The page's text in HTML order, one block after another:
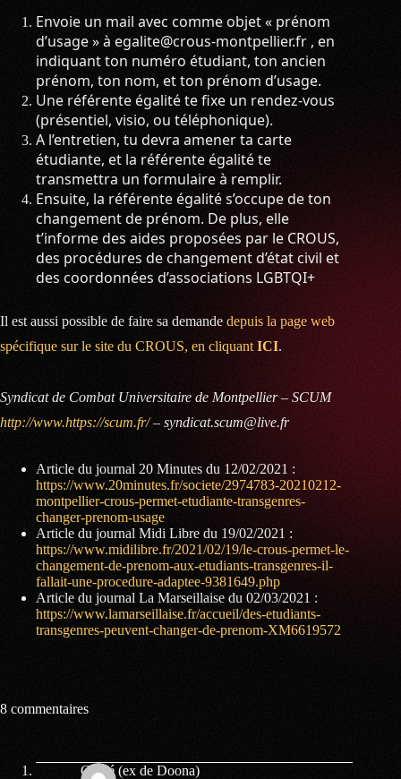
Envoie un mail avec comme objet « prénom
d’usage » à egalite@crous-montpellier.fr , en
indiquant ton numéro étudiant, ton ancien
prénom, ton nom, et ton prénom d’usage.
Une référente égalité te fixe un rendez-vous
(présentiel, visio, ou téléphonique).
A l’entretien, tu devra amener ta carte
étudiante, et la référente égalité te
transmettra un formulaire à remplir.
Ensuite, la référente égalité s’occupe de ton
changement de prénom. De plus, elle
t’informe des aides proposées par le CROUS,
des procédures de changement d’état civil et
des coordonnées d’associations LGBTQI+
Il est aussi possible de faire sa demande depuis la page web
spécifique sur le site du CROUS, en cliquant ICI.
Syndicat de Combat Universitaire de Montpellier – SCUM
http://www.https://scum.fr/– syndicat.scum@live.fr
Article du journal 20 Minutes du 12/02/2021 :
https://www.20minutes.fr/societe/2974783-20210212-
montpellier-crous-permet-etudiante-transgenres-
changer-prenom-usage
Article du journal Midi Libre du 19/02/2021 :
https://www.midilibre.fr/2021/02/19/le-crous-permet-le-
changement-de-prenom-aux-etudiants-transgenres-il-
fallait-une-procedure-adaptee-9381649.php
Article du journal La Marseillaise du 02/03/2021 :
https://www.lamarseillaise.fr/accueil/des-etudiants-
transgenres-peuvent-changer-de-prenom-XM6619572
8 commentaires
Chloé (ex de Doona)